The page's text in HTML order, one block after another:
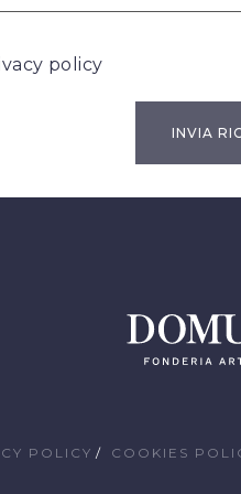
policy
POLICY COOKIES